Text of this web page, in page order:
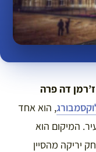
דה פרה
, הוא אחד
המיקום הוא
יריקה מהסיין